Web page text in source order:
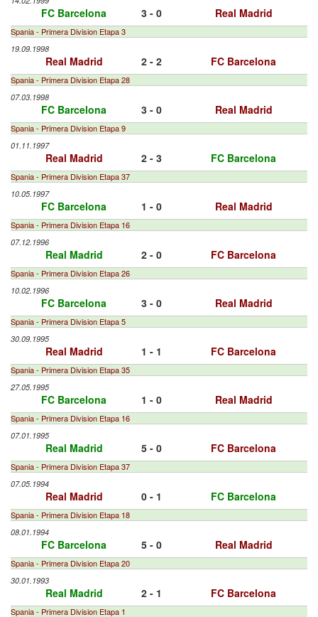
FC Barcelona 3 - 0 Real Madrid
Spania - Primera Division Etapa 3
19.09.1998
Real Madrid 2 - 2 FC Barcelona
Spania - Primera Division Etapa 28
07.03.1998
FC Barcelona 3 - 0 Real Madrid
Spania - Primera Division Etapa 9
01.11.1997
Real Madrid 2 - 3 FC Barcelona
Spania - Primera Division Etapa 37
10.05.1997
FC Barcelona 1 - 0 Real Madrid
Spania - Primera Division Etapa 16
07.12.1996
Real Madrid 2 - 0 FC Barcelona
Spania - Primera Division Etapa 26
10.02.1996
FC Barcelona 3 - 0 Real Madrid
Spania - Primera Division Etapa 5
30.09.1995
Real Madrid 1 - 1 FC Barcelona
Spania - Primera Division Etapa 35
27.05.1995
FC Barcelona 1 - 0 Real Madrid
Spania - Primera Division Etapa 16
07.01.1995
Real Madrid 5 - 0 FC Barcelona
Spania - Primera Division Etapa 37
07.05.1994
Real Madrid 0 - 1 FC Barcelona
Spania - Primera Division Etapa 18
08.01.1994
FC Barcelona 5 - 0 Real Madrid
Spania - Primera Division Etapa 20
30.01.1993
Real Madrid 2 - 1 FC Barcelona
Spania - Primera Division Etapa 1